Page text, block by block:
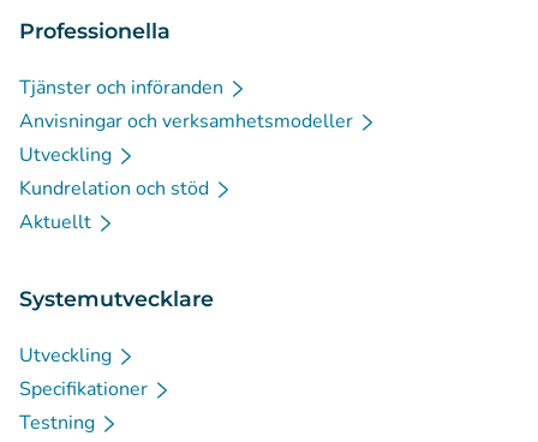
Professionella
Tjänster och införanden
Anvisningar och verksamhetsmodeller
Utveckling
Kundrelation och stöd
Aktuellt
Systemutvecklare
Utveckling
Specifikationer
Testning